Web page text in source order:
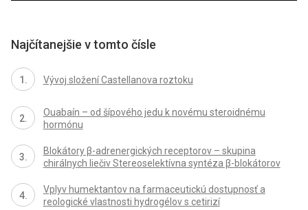
Najčítanejšie v tomto čísle
Vývoj složení Castellanova roztoku
Ouabaín – od šípového jedu k novému steroidnému
hormónu
Blokátory β-adrenergických receptorov – skupina
chirálnych liečiv Stereoselektívna syntéza β-blokátorov
Vplyv humektantov na farmaceutickú dostupnosť a
reologické vlastnosti hydrogélov s cetirizí